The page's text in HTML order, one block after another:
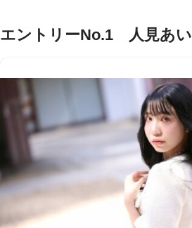
エントリーNo.1 人見あい